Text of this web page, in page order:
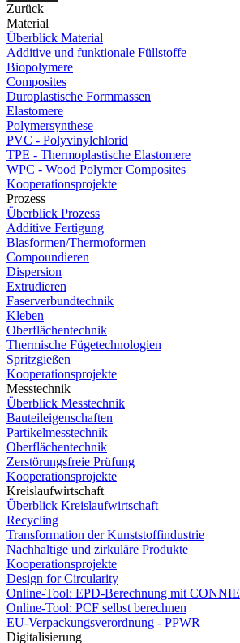
Zurück
Material
Überblick Material
Additive und funktionale Füllstoffe
Biopolymere
Composites
Duroplastische Formmassen
Elastomere
Polymersynthese
PVC - Polyvinylchlorid
TPE - Thermoplastische Elastomere
WPC - Wood Polymer Composites
Kooperationsprojekte
Prozess
Überblick Prozess
Additive Fertigung
Blasformen/Thermoformen
Compoundieren
Dispersion
Extrudieren
Faserverbundtechnik
Kleben
Oberflächentechnik
Thermische Fügetechnologien
Spritzgießen
Kooperationsprojekte
Messtechnik
Überblick Messtechnik
Bauteileigenschaften
Partikelmesstechnik
Oberflächentechnik
Zerstörungsfreie Prüfung
Kooperationsprojekte
Kreislaufwirtschaft
Überblick Kreislaufwirtschaft
Recycling
Transformation der Kunststoffindustrie
Nachhaltige und zirkuläre Produkte
Kooperationsprojekte
Design for Circularity
Online-Tool: EPD-Berechnung mit CONNIE
Online-Tool: PCF selbst berechnen
EU-Verpackungsverordnung - PPWR
Digitalisierung